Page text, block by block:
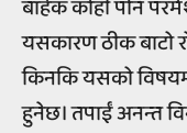
बाहेक कोही पनि
यसकारण ठीक बाटो
किनकि यसको
हुनेछ। तपाईं अनन्त